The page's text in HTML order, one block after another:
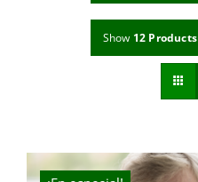
Show 12 Products